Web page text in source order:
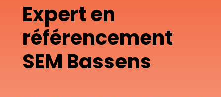
Expert en
référencement
SEM Bassens